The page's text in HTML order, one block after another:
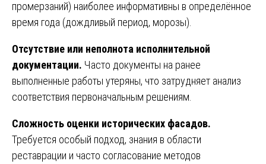
промерзаний) наиболее информативны в определённое
время года (дождливый период, морозы).
Отсутствие или неполнота исполнительной
документации. Часто документы на ранее
выполненные работы утеряны, что затрудняет анализ
соответствия первоначальным решениям.
Сложность оценки исторических фасадов.
Требуется особый подход, знания в области
реставрации и часто согласование методов